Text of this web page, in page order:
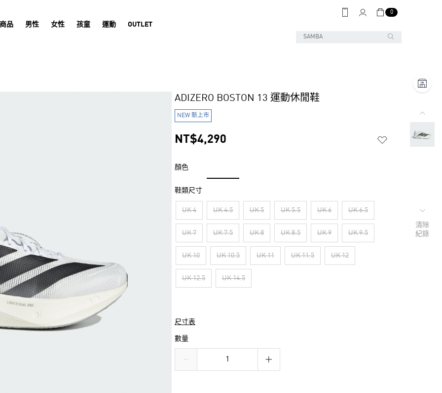
0
品 男性 女性 孩童 運動 OUTLET
ADIZERO BOSTON 13 運動休閒鞋
NEW 新上市
NT$4,290
顏色
鞋類尺寸
UK 4 UK 4.5 UK 5 UK 5.5 UK 6 UK 6.5
UK 7 UK 7.5 UK 8 UK 8.5 UK 9 UK 9.5
UK 10 UK 10.5 UK 11 UK 11.5 UK 12
UK 12.5 UK 14.5
尺寸表
數量
清除
紀錄